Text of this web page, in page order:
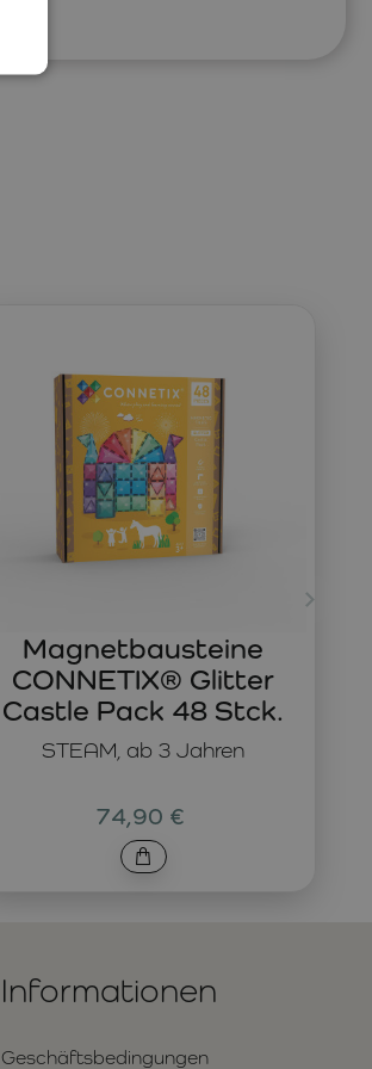
STEAM, ab 3 Jahren
Magnetbausteine
CONNETIX® Glitter
Castle Pack 48 Stck.
74,90 €
Informationen
Geschäftsbedingungen